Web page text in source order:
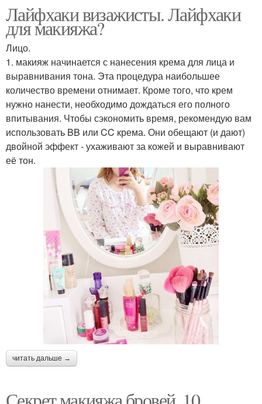
Лайфхаки визажисты. Лайфхаки
для макияжа?
Лицо.
1. макияж начинается с нанесения крема для лица и
выравнивания тона. Эта процедура наибольшее
количество времени отнимает. Кроме того, что крем
нужно нанести, необходимо дождаться его полного
впитывания. Чтобы сэкономить время, рекомендую вам
использовать BB или CC крема. Они обещают (и дают)
двойной эффект - ухаживают за кожей и выравнивают
её тон.
читать дальше →